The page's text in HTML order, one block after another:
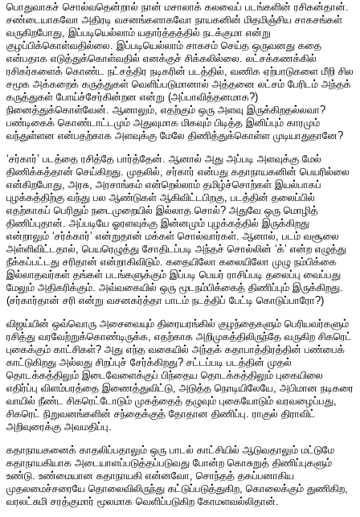
பொதுவாகச் சொல்வதென்றால் நான் மசாலாக் கலவைப் படங்களின் ரசிகன்தான்.
சண்டையாகவோ அதிரடி வசனங்களாகவோ நாயகனின் மிதமிஞ்சிய சாகசங்கள்
வருகிறபோது, இப்படியெல்லாம் யதார்த்தத்தில் நடக்குமா என்று
குழப்பிக்கொள்வதில்லை. இப்படியெல்லாம் சாகசம் செய்த ஒருவனது கதை
என்பதாக எடுத்துக்கொள்வதில் எனக்குச் சிக்கலில்லை. லட்சக்கணக்கில்
ரசிகர்களைக் கொண்ட நட்சத்திர நடிகரின் படத்தில், வணிக ஏற்பாடுகளை மீறி சில
சமூக அக்கறைக் கருத்துகள் வெளிப்படுமானால் அத்தனை லட்சம் பேரிடம் அந்தக்
கருத்துகள் போய்ச்சேர்கின்றன என்று (அப்பாவித்தனமாக?)
நினைத்துக்கொள்வேன். ஆனாலும், எதற்கும் ஒரு அளவு இருக்கிறதல்லவா?
பண்டிகைக் கொண்டாட்டமும் அதுவுமாக மிகவும் பிடித்த இனிப்பும் காரமும்
வந்துள்ளன என்பதற்காக அளவுக்கு மேலே திணித்துக்கொள்ள முடியாதுதானே?
‘சர்கார்’ படத்தை ரசித்தே பார்த்தேன். ஆனால் அது அப்படி அளவுக்கு மேல்
திணிக்கத்தான் செய்கிறது. முதலில், சர்கார் என்பது கதாநாயகனின் பெயரில்லை
என்கிறபோது, அரசு, அரசாங்கம் என்றெல்லாம் தமிழ்ச்சொற்கள் இயல்பாகப்
புழக்கத்திற்கு வந்து பல ஆண்டுகள் ஆகிவிட்டபிறகு, படத்தின் தலைப்பில்
எதற்காகப் பெரிதும் நடைமுறையில் இல்லாத சொல்? அதுவே ஒரு மொழித்
திணிப்புதான். அப்படியே ஓரளவுக்கு இன்னமும் புழக்கத்தில் இருக்கிறது
என்றாலும் ‘சர்க்கார்’ என்றுதான் மக்கள் சொல்வார்கள். ஆனால், படம் வசூலை
அள்ளிவிட்டதால், பெயரெழுத்து சோதிடப்படி அந்தச் சொல்லின் ‘க்’ என்ற எழுத்து
நீக்கப்பட்டது சரிதான் என்றாகிவிடும். கதையிலோ கலையிலோ முழு நம்பிக்கை
இல்லாதவர்கள் தங்கள் படங்களுக்கும் இப்படி பெயர் ராசிப்படி தலைப்பு வைப்பது
மேலும் அதிகரிக்கும். அவ்வகையில் ஒரு மூடநம்பிக்கைத் திணிப்பும் இருக்கிறது.
(சர்கார்தான் சரி என்று வசனகர்த்தா பாடம் நடத்திப் பேட்டி கொடுப்பாரோ?)
விஜய்யின் ஒவ்வொரு அசைவையும் திரையரங்கில் குழந்தைகளும் பெரியவர்களும்
ரசித்து வரவேற்றுக்கொண்டிருக்க, எதற்காக அறிமுகத்திலிருந்தே வருகிற சிகரெட்
புகைக்கும் காட்சிகள்? அது எந்த வகையில் அந்தக் கதாபாத்திரத்தின் பண்பைக்
காட்டுகிறது அல்லது சிறப்புச் சேர்க்கிறது? சட்டப்படி படத்தின் முதல்
தொடக்கத்திலும் இடைவேளைக்குப் பிந்தைய தொடக்கத்திலும் புகையிலை
எதிர்ப்பு விளம்பரத்தை இணைத்துவிட்டு, அடுத்த நொடியிலேயே, அபிமான நடிகரை
வாயில் நீண்ட சிகரெட்டோடும் முகத்தைத் தழுவும் புகையோடும் வரவழைப்பது,
சிகரெட் நிறுவனங்களின் சந்தைக்குத் தோதான திணிப்பு. ராகுல் திராவிட்
அறிவுரைக்கு அவமதிப்பு.
கதாநாயகனைக் காதலிப்பதாலும் ஒரு பாடல் காட்சியில் ஆடுவதாலும் மட்டுமே
கதாநாயகியாக அடையாளப்படுத்தப்படுவது போன்ற கொசுறுத் திணிப்புகளும்
உண்டு. உண்மையான கதாநாயகி என்னவோ, சொந்தத் தகப்பனாகிய
முதலமைச்சரையே தொலைவிலிருந்து கட்டுப்படுத்துகிற, கொலைக்கும் துணிகிற,
வரலட்சுமி சரத்குமார் மூலமாக வெளிப்படுகிற கோமளவல்லிதான்.